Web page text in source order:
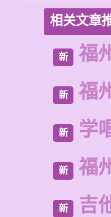
相关文章
新 福
新 福
新 学
新 福
新 吉